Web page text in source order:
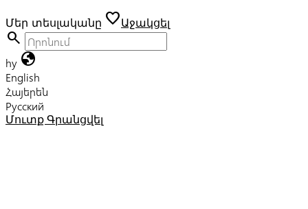
Մեր տեսլականը favoriteԱջակցել
search
hy globe
English
Հայերեն
Русский
Մուտք Գրանցվել